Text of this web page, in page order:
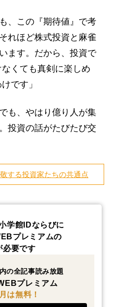
、この『期待値』で考
れほど株式投資と麻雀
ます。だから、投資で
くても真剣に楽しめ
です」
も、やはり億り人が集
投資の話がたびたび交
する投資家たちの共通点
学館IDならびに
プレミアムの
必要です
の全記事読み放題
プレミアム
は無料！